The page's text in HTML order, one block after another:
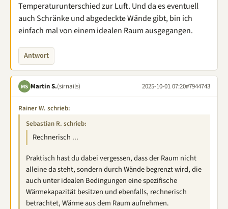
Temperaturunterschied zur Luft. Und da es eventuell
auch Schränke und abgedeckte Wände gibt, bin ich
einfach mal von einem idealen Raum ausgegangen.
Antwort
MS Martin S.(sirnails) 2025-10-01 07:20#7944743
Rainer W. schrieb:
Sebastian R. schrieb:
Rechnerisch ...
Praktisch hast du dabei vergessen, dass der Raum nicht
alleine da steht, sondern durch Wände begrenzt wird, die
auch unter idealen Bedingungen eine spezifische
Wärmekapazität besitzen und ebenfalls, rechnerisch
betrachtet, Wärme aus dem Raum aufnehmen.